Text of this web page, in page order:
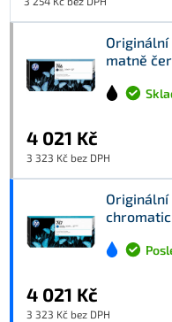
Originální
matně
4 021 Kč
3 323 Kč bez DPH
Originální
4 021 Kč
3 323 Kč bez DPH